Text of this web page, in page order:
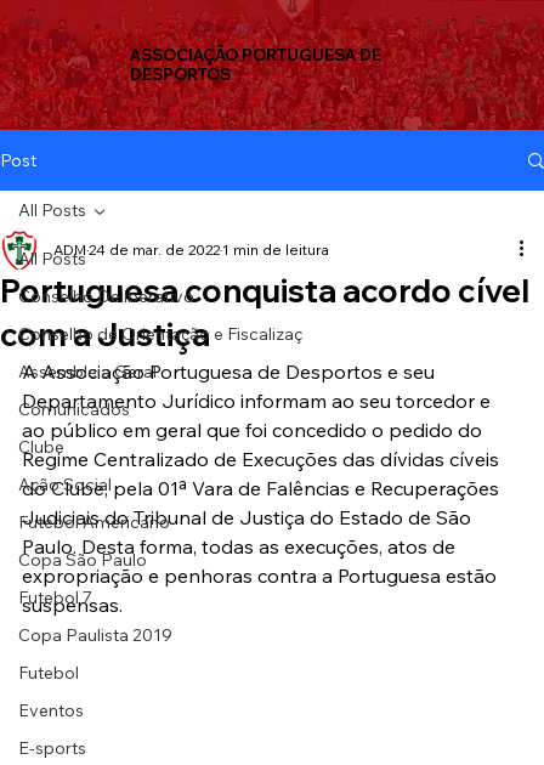
ASSOCIAÇÃO PORTUGUESA DE
DESPORTOS
Post
All Posts
Conselho Deliberativo
Conselho de Orientação e Fiscalizaç
Assembleia Geral
Comunicados
Clube
Ação Social
Futebol Americano
Copa São Paulo
Futebol 7
Copa Paulista 2019
Futebol
Eventos
E-sports
All Posts
Portuguesa conquista acordo cível
com a Justiça
ADM 24 de mar. de 2022 1 min de leitura
A Associação Portuguesa de Desportos e seu
Departamento Jurídico informam ao seu torcedor e
ao público em geral que foi concedido o pedido do
Regime Centralizado de Execuções das dívidas cíveis
do Clube, pela 01ª Vara de Falências e Recuperações
Judiciais do Tribunal de Justiça do Estado de São
Paulo. Desta forma, todas as execuções, atos de
expropriação e penhoras contra a Portuguesa estão
suspensas.